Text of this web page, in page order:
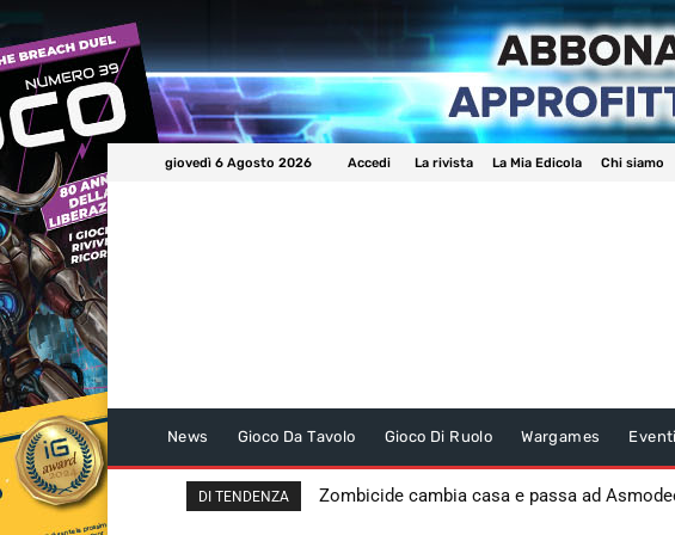
giovedì 6 Agosto 2026 Accedi La rivista La Mia Edicola Chi siamo
News Gioco Da Tavolo Gioco Di Ruolo Wargames Eventi
DI TENDENZA Zombicide cambia casa e passa ad